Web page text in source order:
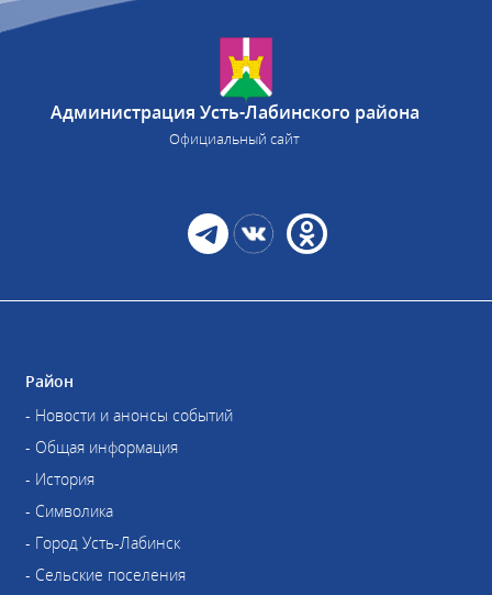
Администрация Усть-Лабинского района
Официальный сайт
Район
- Новости и анонсы событий
- Общая информация
- История
- Символика
- Город Усть-Лабинск
- Сельские поселения